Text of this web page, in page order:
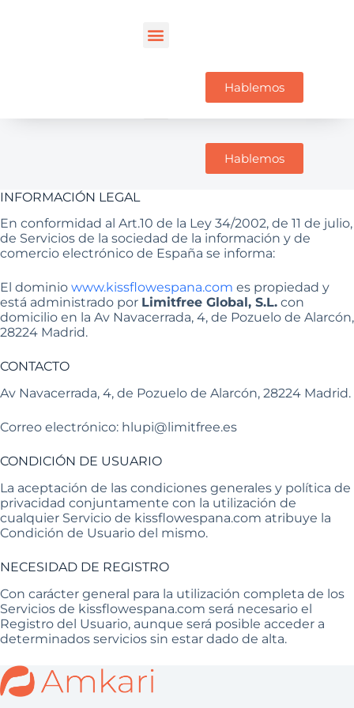
Hablemos
Hablemos
INFORMACIÓN LEGAL
En conformidad al Art.10 de la Ley 34/2002, de 11 de julio,
de Servicios de la sociedad de la información y de
comercio electrónico de España se informa:
El dominio www.kissflowespana.com es propiedad y
está administrado por Limitfree Global, S.L. con
domicilio en la Av Navacerrada, 4, de Pozuelo de Alarcón,
28224 Madrid.
CONTACTO
Av Navacerrada, 4, de Pozuelo de Alarcón, 28224 Madrid.
Correo electrónico: hlupi@limitfree.es
CONDICIÓN DE USUARIO
La aceptación de las condiciones generales y política de
privacidad conjuntamente con la utilización de
cualquier Servicio de kissflowespana.com atribuye la
Condición de Usuario del mismo.
NECESIDAD DE REGISTRO
Con carácter general para la utilización completa de los
Servicios de kissflowespana.com será necesario el
Registro del Usuario, aunque será posible acceder a
determinados servicios sin estar dado de alta.